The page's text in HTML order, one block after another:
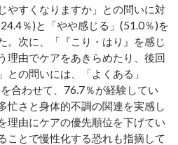
やすくなりますか」との問いに対
％)と「やや感じる」(51.0％)を
。次に、「『こり・はり』を感じ
理由でケアをあきらめたり、後回
との問いには、「よくある」
合わせて、76.7％が経験してい
さと身体的不調の関連を実感し
理由にケアの優先順位を下げてい
ことで慢性化する恐れも指摘して